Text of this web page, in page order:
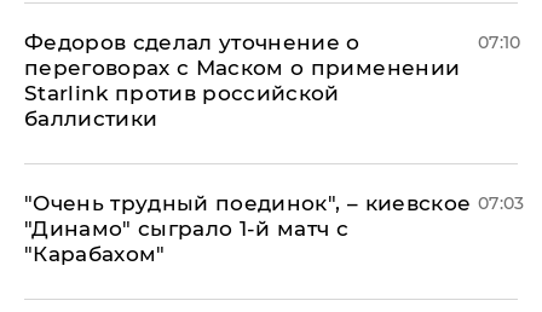
Федоров сделал уточнение о
переговорах с Маском о применении
Starlink против российской
баллистики
07:10
"Очень трудный поединок", – киевское
"Динамо" сыграло 1-й матч с
"Карабахом"
07:03